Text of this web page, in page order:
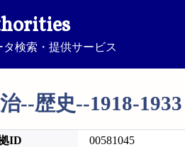
検索・提供サービス
--歴史--1918-1933
ID 00581045